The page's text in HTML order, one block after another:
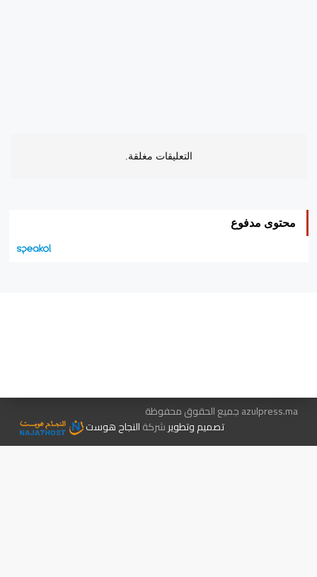
التعليقات مغلقة.
محتوى مدفوع
azulpress.ma جميع الحقوق محفوظة
تصميم وتطويرشركةالنجاح هوست